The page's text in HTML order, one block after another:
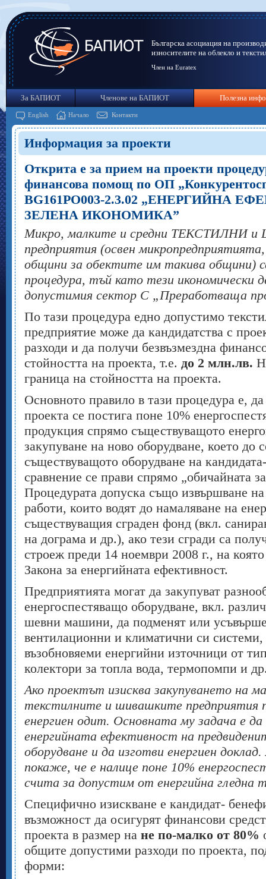
Българска асоциация на
износителите на облекло и
Член на Euratex
За БАПИОТ Членове на БАПИОТ Полезна
English Начало Контакти
Информация за проекти
Открита е за прием на проекти
финансова помощ по ОП
BG161PO003-2.3.02 „ЕНЕРГИЙНА
ЗЕЛЕНА ИКОНОМИКА”
Микро, малките и средни ТЕКСТИЛНИ
предприятия (освен
общини за обектите им такива общини)
процедура, тъй като тези икономически
допустимия сектор С „Преработваща
По тази процедура едно допустимо
предприятие може да кандидатства с
разходи и да получи безвъзмездна
стойността на проекта, т.е. до 2 млн.лв.
граница на стойността на проекта.
Основното правило в тази процедура е,
проекта се постига поне 10%
продукция спрямо съществуващото
закупуване на ново оборудване, което до
съществуващото оборудване на
сравнение се прави спрямо „обичайната
Процедурата допуска също извършване
работи, които водят до намаляване на
съществуващия сграден фонд (вкл.
на дограма и др.), ако тези сгради са
строеж преди 14 ноември 2008 г., на която
Закона за енергийната ефективност.
Предприятията могат да закупуват
енергоспестяващо оборудване, вкл.
шевни машини, да подменят или
вентилационни и климатични си системи,
възобновяеми енергийни източници от
колектори за топла вода, термопомпи и
Ако проектът изисква закупуването на
текстилните и шивашките предприятия
енергиен одит. Основната му задача е да
енергийната ефективност на
оборудване и да изготви енергиен
покаже, че е налице поне 10%
счита за допустим от енергийна гледна
Специфично изискване е кандидат-
възможност да осигурят финансови
проекта в размер на не по-малко от 80%
общите допустими разходи по проекта,
форми: